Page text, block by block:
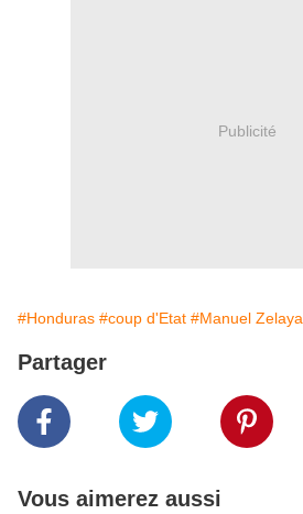
Publicité
#Honduras #coup d'Etat #Manuel Zelaya
Partager
Vous aimerez aussi